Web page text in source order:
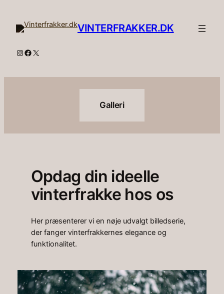
indhold
VINTERFRAKKER.DK
Instagram
Facebook
X
Galleri
Opdag din ideelle
vinterfrakke hos os
Her præsenterer vi en nøje udvalgt billedserie,
der fanger vinterfrakkernes elegance og
funktionalitet.